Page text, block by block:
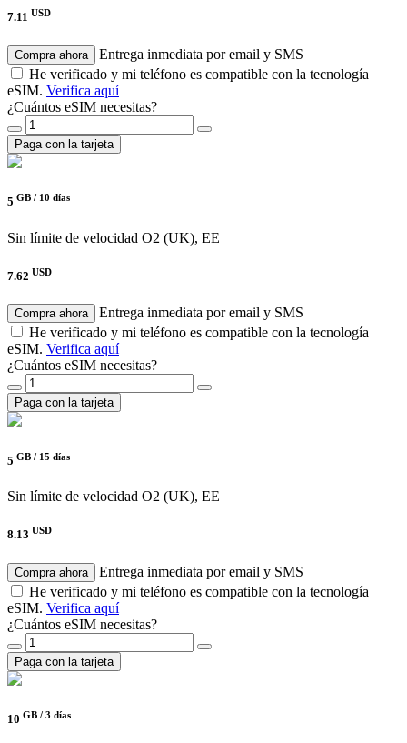
7.11 USD
Compra ahora
Entrega inmediata por email y SMS
He verificado y mi teléfono es compatible con la tecnología
eSIM. Verifica aquí
¿Cuántos eSIM necesitas?
Paga con la tarjeta
5 GB / 10 días
Sin límite de velocidad O2 (UK), EE
7.62 USD
Compra ahora
Entrega inmediata por email y SMS
He verificado y mi teléfono es compatible con la tecnología
eSIM. Verifica aquí
¿Cuántos eSIM necesitas?
Paga con la tarjeta
5 GB / 15 días
Sin límite de velocidad O2 (UK), EE
8.13 USD
Compra ahora
Entrega inmediata por email y SMS
He verificado y mi teléfono es compatible con la tecnología
eSIM. Verifica aquí
¿Cuántos eSIM necesitas?
Paga con la tarjeta
10 GB / 3 días